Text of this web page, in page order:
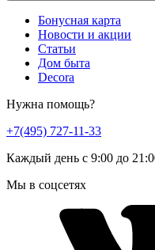
Бонусная карта
Новости и акции
Статьи
Дом быта
Decora
Нужна помощь?
+7(495) 727-11-33
Каждый день с 9:00 до
Мы в соцсетях